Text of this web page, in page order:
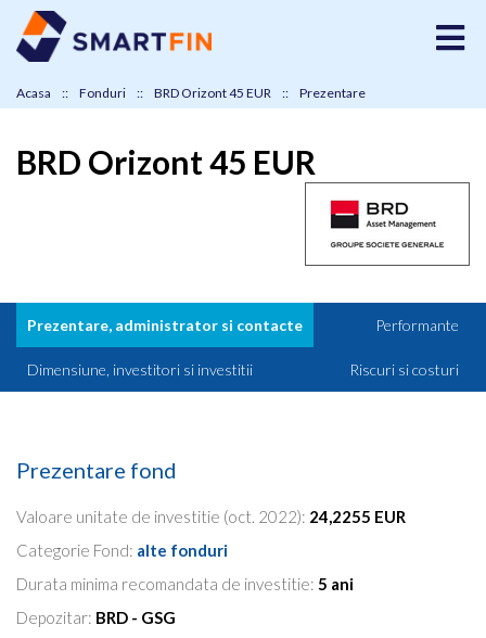
Acasa Fonduri BRD Orizont 45 EUR Prezentare
BRD Orizont 45 EUR
Prezentare, administrator si contacte Performante
Dimensiune, investitori si investitii Riscuri si costuri
Prezentare fond
Valoare unitate de investitie (oct. 2022): 24,2255 EUR
Categorie Fond: alte fonduri
Durata minima recomandata de investitie: 5 ani
Depozitar: BRD - GSG